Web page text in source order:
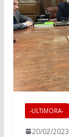
-ULTIMORA-
20/02/2023